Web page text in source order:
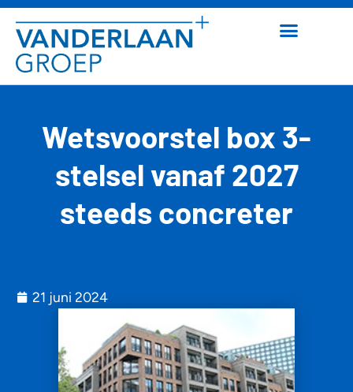
Wetsvoorstel box 3-
stelsel vanaf 2027
steeds concreter
21 juni 2024